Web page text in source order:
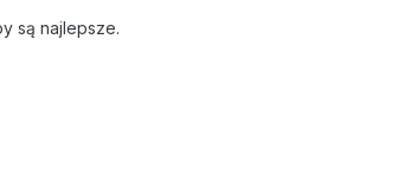
są najlepsze.